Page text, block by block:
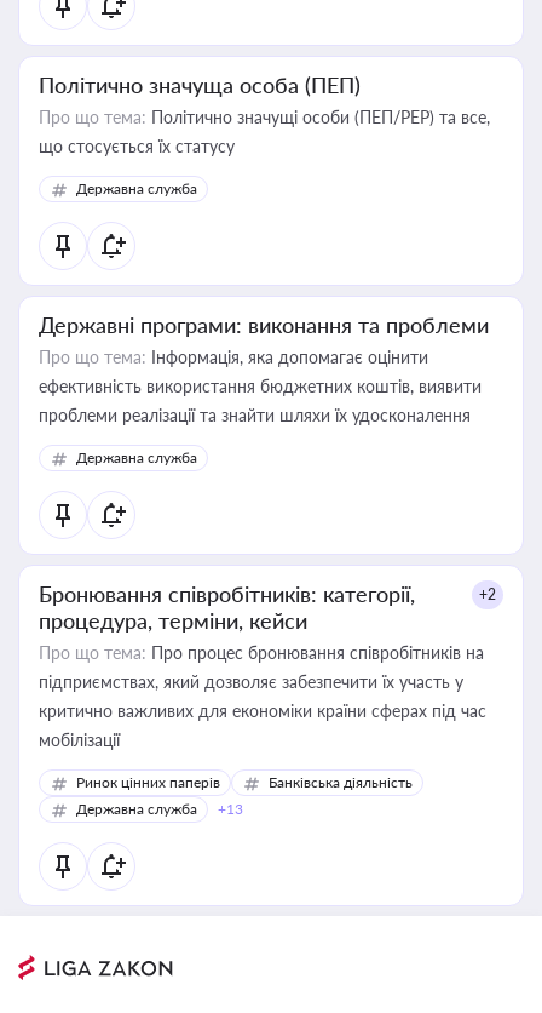
Політично значуща особа (ПЕП)
Про що тема: Політично значущі особи (ПЕП/PEP) та все,
що стосується їх статусу
Державна служба
Державні програми: виконання та проблеми
Про що тема: Інформація, яка допомагає оцінити
ефективність використання бюджетних коштів, виявити
проблеми реалізації та знайти шляхи їх удосконалення
Державна служба
Бронювання співробітників: категорії,
процедура, терміни, кейси
+2
Про що тема: Про процес бронювання співробітників на
підприємствах, який дозволяє забезпечити їх участь у
критично важливих для економіки країни сферах під час
мобілізації
Ринок цінних паперів
Банківська діяльність
Державна служба
+13